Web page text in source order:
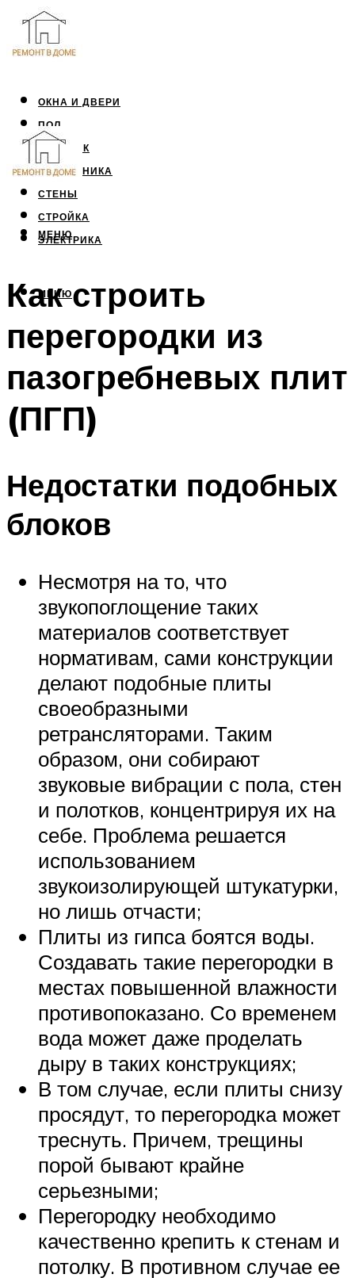
ОКНА И ДВЕРИ
ПОЛ
ПОТОЛОК
САНТЕХНИКА
СТЕНЫ
СТРОЙКА
ЭЛЕКТРИКА
МЕНЮ
МЕНЮ
Как строить
перегородки из
пазогребневых плит
(ПГП)
Недостатки подобных
блоков
Несмотря на то, что
звукопоглощение таких
материалов соответствует
нормативам, сами конструкции
делают подобные плиты
своеобразными
ретрансляторами. Таким
образом, они собирают
звуковые вибрации с пола, стен
и полотков, концентрируя их на
себе. Проблема решается
использованием
звукоизолирующей штукатурки,
но лишь отчасти;
Плиты из гипса боятся воды.
Создавать такие перегородки в
местах повышенной влажности
противопоказано. Со временем
вода может даже проделать
дыру в таких конструкциях;
В том случае, если плиты снизу
просядут, то перегородка может
треснуть. Причем, трещины
порой бывают крайне
серьезными;
Перегородку необходимо
качественно крепить к стенам и
потолку. В противном случае ее